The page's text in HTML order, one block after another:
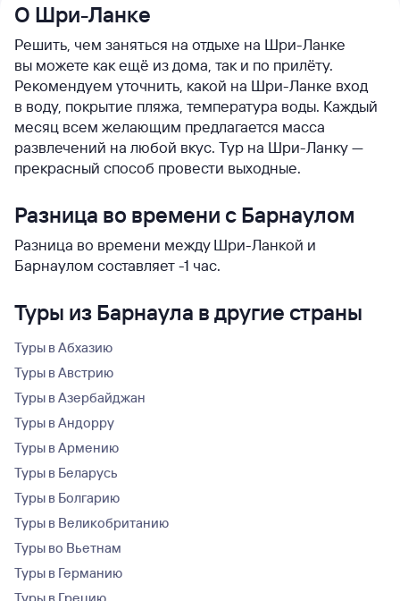
О Шри-Ланке
Решить, чем заняться на отдыхе на Шри-Ланке
вы можете как ещё из дома, так и по прилёту.
Рекомендуем уточнить, какой на Шри-Ланке вход
в воду, покрытие пляжа, температура воды. Каждый
месяц всем желающим предлагается масса
развлечений на любой вкус. Тур на Шри-Ланку —
прекрасный способ провести выходные.
Разница во времени с Барнаулом
Разница во времени между Шри-Ланкой и
Барнаулом составляет -1 час.
Туры из Барнаула в другие страны
Туры в Абхазию
Туры в Австрию
Туры в Азербайджан
Туры в Андорру
Туры в Армению
Туры в Беларусь
Туры в Болгарию
Туры в Великобританию
Туры во Вьетнам
Туры в Германию